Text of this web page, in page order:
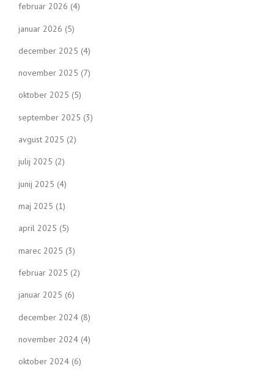
februar 2026 (4)
januar 2026 (5)
december 2025 (4)
november 2025 (7)
oktober 2025 (5)
september 2025 (3)
avgust 2025 (2)
julij 2025 (2)
junij 2025 (4)
maj 2025 (1)
april 2025 (5)
marec 2025 (3)
februar 2025 (2)
januar 2025 (6)
december 2024 (8)
november 2024 (4)
oktober 2024 (6)